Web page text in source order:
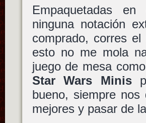
Empaquetadas
ninguna notación
comprado, corres
esto no me mola
juego de mesa
Star Wars Minis
bueno, siempre
mejores y pasar de